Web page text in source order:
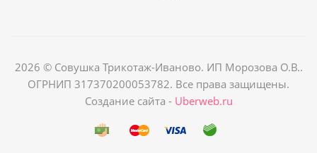
2026 © Совушка Трикотаж-Иваново. ИП Морозова О.В..
ОГРНИП 317370200053782. Все права защищены.
Создание сайта - Uberweb.ru